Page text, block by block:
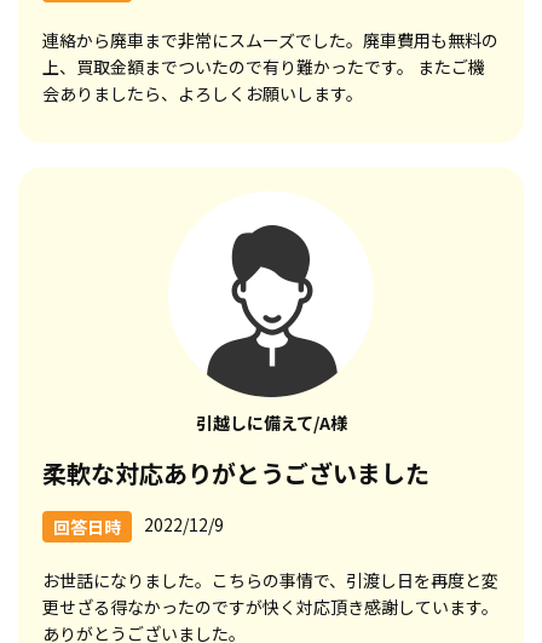
連絡から廃車まで非常にスムーズでした。廃車費用も無料の
上、買取金額までついたので有り難かったです。 またご機
会ありましたら、よろしくお願いします。
引越しに備えて/A様
柔軟な対応ありがとうございました
回答日時 2022/12/9
お世話になりました。こちらの事情で、引渡し日を再度と変
更せざる得なかったのですが快く対応頂き感謝しています。
ありがとうございました。